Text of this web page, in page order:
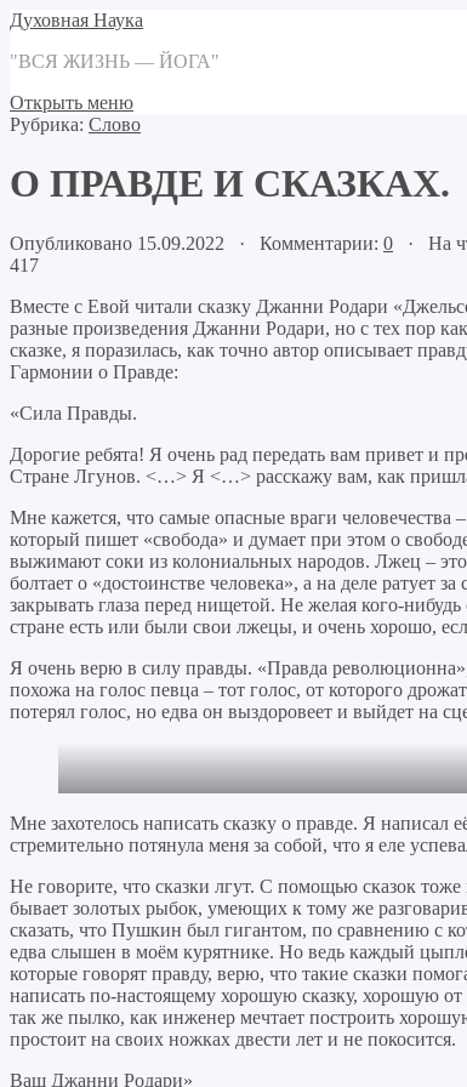
Духовная Наука
"ВСЯ ЖИЗНЬ — ЙОГА"
Открыть меню
Рубрика: Слово
О ПРАВДЕ И СКАЗКАХ.
Опубликовано 15.09.2022 · Комментарии: 0 · На
417
Вместе с Евой читали сказку Джанни Родари
разные произведения Джанни Родари, но с тех пор
сказке, я поразилась, как точно автор описывает
Гармонии о Правде:
«Сила Правды.
Дорогие ребята! Я очень рад передать вам привет
Стране Лгунов. <…> Я <…> расскажу вам, как
Мне кажется, что самые опасные враги
который пишет «свобода» и думает при этом о
выжимают соки из колониальных народов. Лжец – это
болтает о «достоинстве человека», а на деле ратует
закрывать глаза перед нищетой. Не желая кого-
стране есть или были свои лжецы, и очень хорошо,
Я очень верю в силу правды. «Правда
похожа на голос певца – тот голос, от которого
потерял голос, но едва он выздоровеет и выйдет на
Мне захотелось написать сказку о правде. Я написал
стремительно потянула меня за собой, что я еле
Не говорите, что сказки лгут. С помощью сказок
бывает золотых рыбок, умеющих к тому же
сказать, что Пушкин был гигантом, по сравнению с
едва слышен в моём курятнике. Но ведь каждый
которые говорят правду, верю, что такие сказки
написать по-настоящему хорошую сказку, хорошую
так же пылко, как инженер мечтает построить
простоит на своих ножках двести лет и не покосится.
Ваш Джанни Родари»